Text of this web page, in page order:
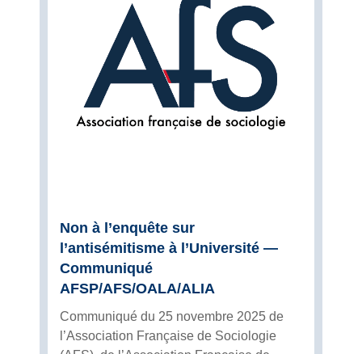
Non à l’enquête sur
l’antisémitisme à l’Université —
Communiqué
AFSP/AFS/OALA/ALIA
Communiqué du 25 novembre 2025 de
l’Association Française de Sociologie